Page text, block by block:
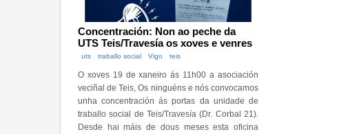
Concentración: Non ao peche da
UTS Teis/Travesía os xoves e venres
uts traballo social Vigo teis
O xoves 19 de xaneiro ás 11h00 a asociación
veciñal de Teis, Os ninguéns e nós convocamos
unha concentración ás portas da unidade de
traballo social de Teis/Travesía (Dr. Corbal 21).
Desde hai máis de dous meses esta oficina